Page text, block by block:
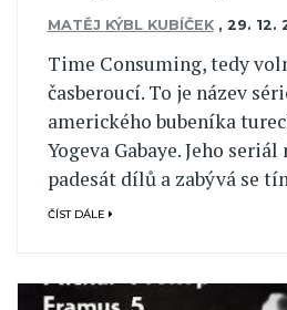
MATĚJ KÝBL KUBÍČEK , 29. 12.
Time Consuming, tedy
časberoucí. To je název
amerického bubeníka
Yogeva Gabaye. Jeho
padesát dílů a zabývá se
ČÍST DÁLE